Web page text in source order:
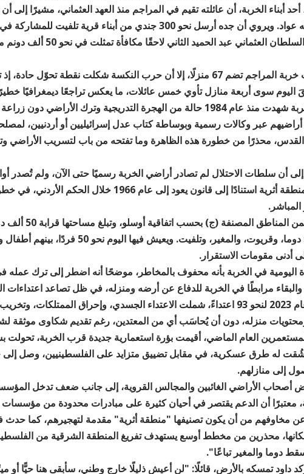
أبناء الخربة، أن عائلته تقيم في المراجم منذ العهد العثماني، مشيرًا إلى
إلى جده أسعد حمد الله عواد. ويروي أن جده أرسل نحو 300 جندي من أبناء قرية
يعد منهم أحد، ليمنحه السلطان العثماني
اليوم سوى أربعة منازل تأوي خمس عائلات، ما يعكس تراجعًا ديمغرافيًا
ويشير داود إلى أن الخربة شهدت منذ عام 1984 حالة من الهجرة التدريجية وترك
عبر وكالات رسمية وبوساطة كتاب عدل إسرائيليين أو أردنيين،
محذرًا من خطورة هذه الظاهرة وما تفتحه من باب لتسريب الأراضي
أن سلطات الاحتلال لم تصادر أراضي الخربة رسميًا حتى الآن، ولم تُصدر
سكانها، لكنها صنّفتها منطقة أثرية استنادًا إلى قانون يعود إلى عام
وتقع خربة المراجم ضمن
لأراضي أربع قرى هي: دوما، وقريوت، والمغير، وتلفيت.
أدنى مقومات الاستقرار.
اليومية في الخربة بأنه محفوف بالمخاطر، موضحًا أنه اضطر إلى ترك عمله
والبقاء مرابطًا في الخربة للدفاع عن أرضه ومنزله، في ظل تصاعد اعتداءات
ويؤكد أنه تعرض منذ عام 2023 لنحو 93 اعتداءً، شملت الاعتداء الجسدي، وإحراق
ومحتويات منزله، دون أن يُحاسَب أي من المعتدين، رغم تقديم شكاوى موثقة
العام الماضي، أقيمت بؤرة استعمارية جديدة قرب الخربة،
له طرق عسكرية، في مقابل تضييق متزايد على الفلسطينيين، وصل
إلى منازلهم.
أصحاب الأراضي الغائبين والمجالس القروية، إلى جانب ضعف تدخل
معتبرًا أن الدعم يقتصر في أحيان كثيرة على مبادرات محدودة من مؤسسات
مخاوفهم من أن يكون تصنيفها "منطقة أثرية" مقدمة لتهجيرهم، كما
محذرين من مخطط أوسع يستهدف تفريغ المنطقة الشرقية من
دوما والمغير تباعًا".
داود تمسكه بالأرض، قائلًا: "لن أعيش ذليلًا خارج وطني، سأبقى هنا حيًّا أو